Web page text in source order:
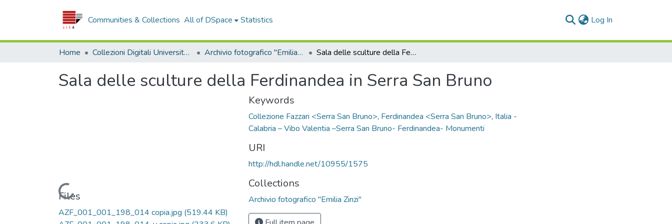
Communities & Collections All of DSpace Statistics Log In
Home Collezioni Digitali Università della Calabria Archivio fotografico "Emilia Zinzi" Sala delle sculture della Ferdinandea in Serra San Bruno
Sala delle sculture della Ferdinandea in Serra San Bruno
Loading...
Files
AZF_001_001_198_014 copia.jpg (519.44 KB)
Keywords
Collezione Fazzari <Serra San Bruno>, Ferdinandea <Serra San Bruno>, Italia -
Calabria – Vibo Valentia –Serra San Bruno- Ferdinandea- Monumenti
URI
http://hdl.handle.net/10955/1575
Collections
Archivio fotografico "Emilia Zinzi"